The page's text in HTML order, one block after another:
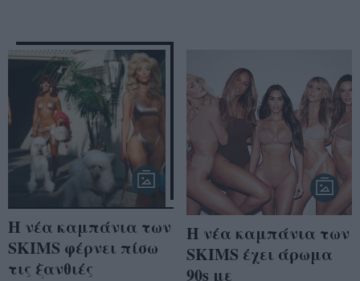
Η νέα καμπάνια των
SKIMS φέρνει πίσω
τις ξανθιές
Η νέα καμπάνια των
SKIMS έχει άρωμα
90s με